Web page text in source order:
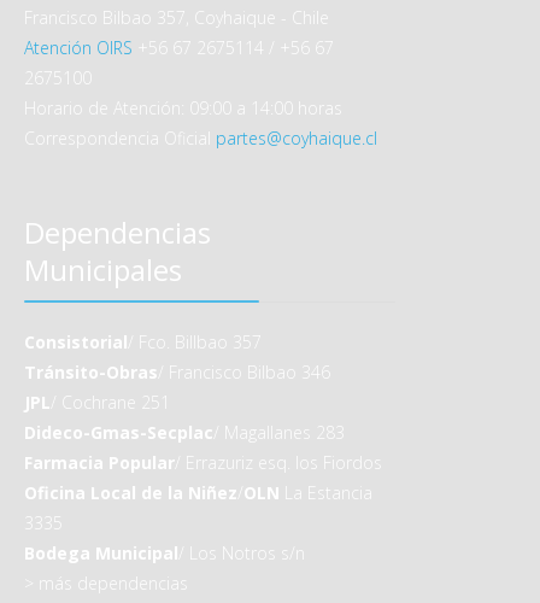
Francisco Bilbao 357, Coyhaique - Chile
Atención OIRS +56 67 2675114 / +56 67
2675100
Horario de Atención: 09:00 a 14:00 horas
Correspondencia Oficial partes@coyhaique.cl
Dependencias
Municipales
Consistorial / Fco. Billbao 357
Tránsito-Obras / Francisco Bilbao 346
JPL / Cochrane 251
Dideco-Gmas-Secplac / Magallanes 283
Farmacia Popular / Errazuriz esq. los Fiordos
Oficina Local de la Niñez OLN La Estancia
3335
Bodega Municipal / Los Notros s/n
más dependencias